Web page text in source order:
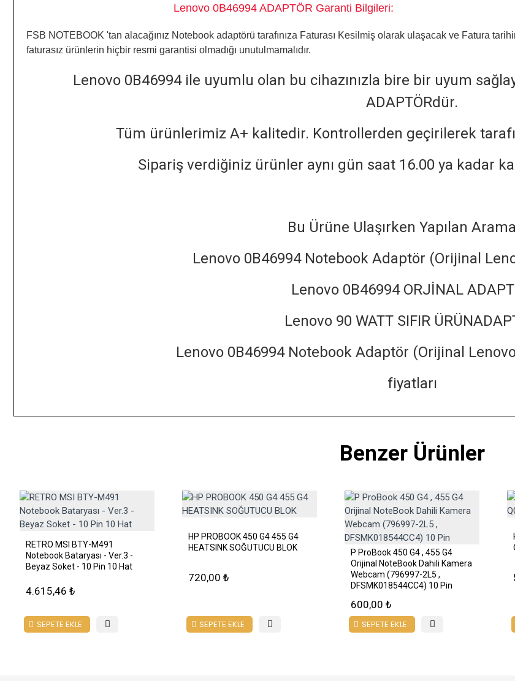
Lenovo 0B46994 ADAPTÖR Garanti Bilgileri:
FSB NOTEBOOK 'tan alacağınız Notebook adaptörü tarafınıza Faturası Kesilmiş olarak ulaşacak ve Fatura
faturasız ürünlerin hiçbir resmi garantisi olmadığı unutulmamalıdır.
Lenovo 0B46994 ile uyumlu olan bu cihazınızla bire bir uyum
ADAPTÖRdür.
Tüm ürünlerimiz A+ kalitedir. Kontrollerden geçirilerek
Sipariş verdiğiniz ürünler aynı gün saat 16.00 ya kadar
Bu Ürüne Ulaşırken Yapılan
Lenovo 0B46994 Notebook Adaptör (Orijinal
Lenovo 0B46994 ORJİNAL
Lenovo 90 WATT SIFIR
Lenovo 0B46994 Notebook Adaptör (Orijinal
fiyatları
Benzer Ürünler
RETRO MSI BTY-M491
Notebook Bataryası - Ver.3 -
Beyaz Soket - 10 Pin 10 Hat
4.615,46 ₺
SEPETE EKLE
HP PROBOOK 450 G4 455 G4
HEATSINK SOĞUTUCU BLOK
720,00 ₺
SEPETE EKLE
P ProBook 450 G4 , 455 G4
Orijinal NoteBook Dahili Kamera
Webcam (796997-2L5 ,
DFSMK018544CC4) 10 Pin
600,00 ₺
SEPETE EKLE